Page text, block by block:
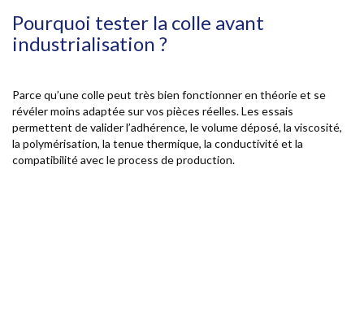
Pourquoi tester la colle avant
industrialisation ?
Parce qu’une colle peut très bien fonctionner en théorie et se
révéler moins adaptée sur vos pièces réelles. Les essais
permettent de valider l’adhérence, le volume déposé, la viscosité,
la polymérisation, la tenue thermique, la conductivité et la
compatibilité avec le process de production.